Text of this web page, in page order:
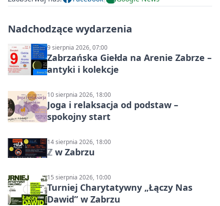
Nadchodzące wydarzenia
9 sierpnia 2026, 07:00
Zabrzańska Giełda na Arenie Zabrze –
antyki i kolekcje
10 sierpnia 2026, 18:00
Joga i relaksacja od podstaw –
spokojny start
14 sierpnia 2026, 18:00
ℤ w Zabrzu
15 sierpnia 2026, 10:00
Turniej Charytatywny „Łączy Nas
Dawid” w Zabrzu